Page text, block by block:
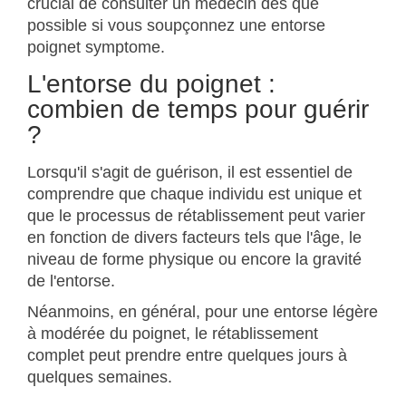
possible si vous soupçonnez une entorse
poignet symptome.
L'entorse du poignet :
combien de temps pour guérir
?
Lorsqu'il s'agit de guérison, il est essentiel de
comprendre que chaque individu est unique et
que le processus de rétablissement peut varier
en fonction de divers facteurs tels que l'âge, le
niveau de forme physique ou encore la gravité
de l'entorse.
Néanmoins, en général, pour une entorse légère
à modérée du poignet, le rétablissement
complet peut prendre entre quelques jours à
quelques semaines.